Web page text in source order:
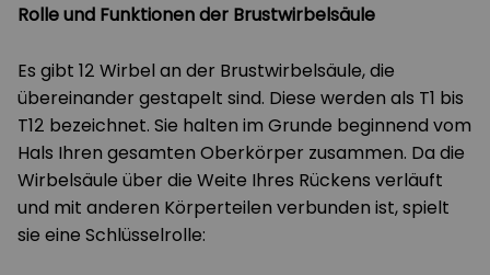
Rolle und Funktionen der Brustwirbelsäule
Es gibt 12 Wirbel an der Brustwirbelsäule, die
übereinander gestapelt sind. Diese werden als T1 bis
T12 bezeichnet. Sie halten im Grunde beginnend vom
Hals Ihren gesamten Oberkörper zusammen. Da die
Wirbelsäule über die Weite Ihres Rückens verläuft
und mit anderen Körperteilen verbunden ist, spielt
sie eine Schlüsselrolle: